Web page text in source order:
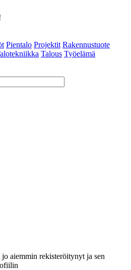
Pientalo Projektit Rakennustuote
Talous Työelämä
aiemmin rekisteröitynyt ja sen